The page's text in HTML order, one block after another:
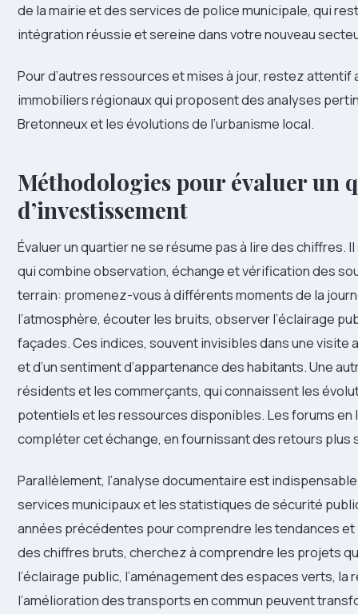
de la mairie et des services de police municipale, qui
intégration réussie et sereine dans votre nouveau
Pour d’autres ressources et mises à jour, restez
immobiliers régionaux qui proposent des analyses
Bretonneux et les évolutions de l’urbanisme local.
Méthodologies pour évaluer un
d’investissement
Évaluer un quartier ne se résume pas à lire des chiffres.
qui combine observation, échange et vérification des
terrain: promenez-vous à différents moments de la
l’atmosphère, écouter les bruits, observer l’éclairage
façades. Ces indices, souvent invisibles dans une visite
et d’un sentiment d’appartenance des habitants. Une
résidents et les commerçants, qui connaissent les
potentiels et les ressources disponibles. Les forums
compléter cet échange, en fournissant des retours
Parallèlement, l’analyse documentaire est
services municipaux et les statistiques de sécurité
années précédentes pour comprendre les tendances
des chiffres bruts, cherchez à comprendre les projets
l’éclairage public, l’aménagement des espaces verts,
l’amélioration des transports en commun peuvent